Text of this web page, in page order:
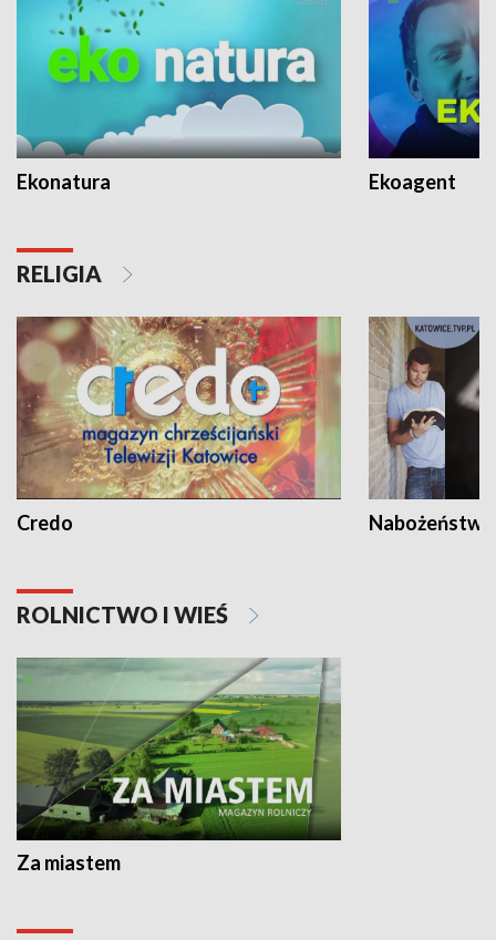
Ekonatura Ekoagent
RELIGIA
Credo
ROLNICTWO I WIEŚ
Za miastem